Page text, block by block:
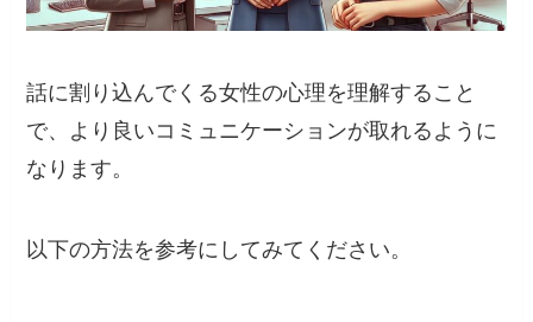
話に割り込んでくる女性の心理を理解すること
で、より良いコミュニケーションが取れるように
なります。
以下の方法を参考にしてみてください。